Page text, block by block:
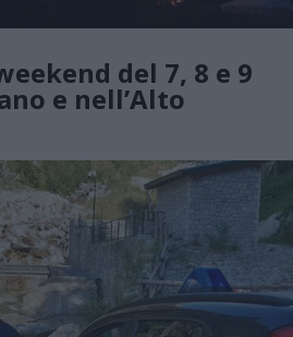
del 7, 8 e 9
e nell’Alto